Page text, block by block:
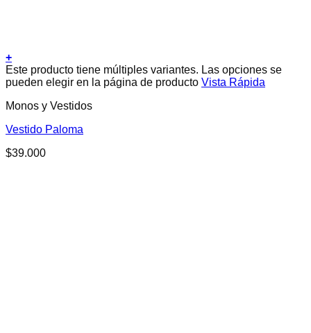
+
Este producto tiene múltiples variantes. Las opciones se
pueden elegir en la página de producto Vista Rápida
Monos y Vestidos
Vestido Paloma
$39.000